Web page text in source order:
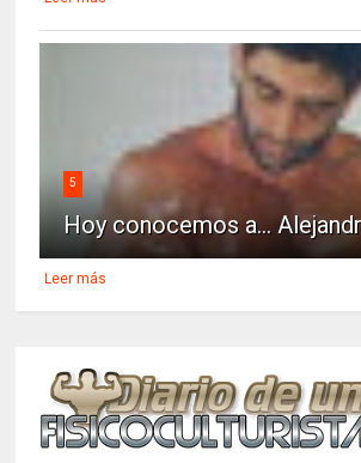
5
Hoy conocemos a...
Leer más